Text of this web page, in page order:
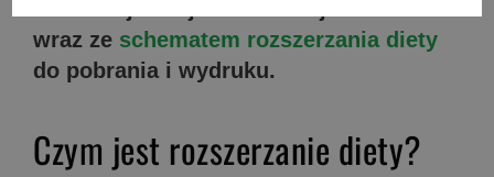
wraz ze schematem rozszerzania diety
do pobrania i wydruku.
Czym jest rozszerzanie diety?